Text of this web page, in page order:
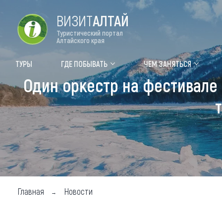
Форум VISIT ALTAI
Туры Где
Топ
ВИЗИТАЛТАЙ
Туристический портал
Алтайского края
ТУРЫ ГДЕ ПОБЫВАТЬ ЧЕМ ЗАНЯТЬСЯ
Один оркестр на
Главная Новости